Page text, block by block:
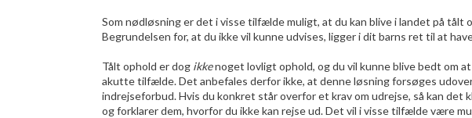
Som nødløsning er det i visse tilfælde muligt, at du kan blive i landet på tålt
Begrundelsen for, at du ikke vil kunne udvises, ligger i dit barns ret til at
​Tålt ophold er dogikkenoget lovligt ophold, og du vil kunne blive bedt om
akutte tilfælde. Det anbefales derfor ikke, at denne løsning forsøges
indrejseforbud. Hvis du konkret står overfor et krav om udrejse, så kan
og forklarer dem, hvorfor du ikke kan rejse ud. Det vil i visse tilfælde være